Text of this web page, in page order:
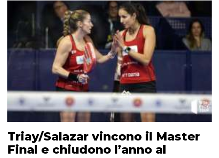
Triay/Salazar vincono il Master
Final e chiudono l’anno al